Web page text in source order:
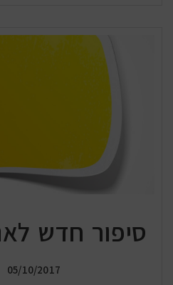
סיפור חדש
05/10/2017